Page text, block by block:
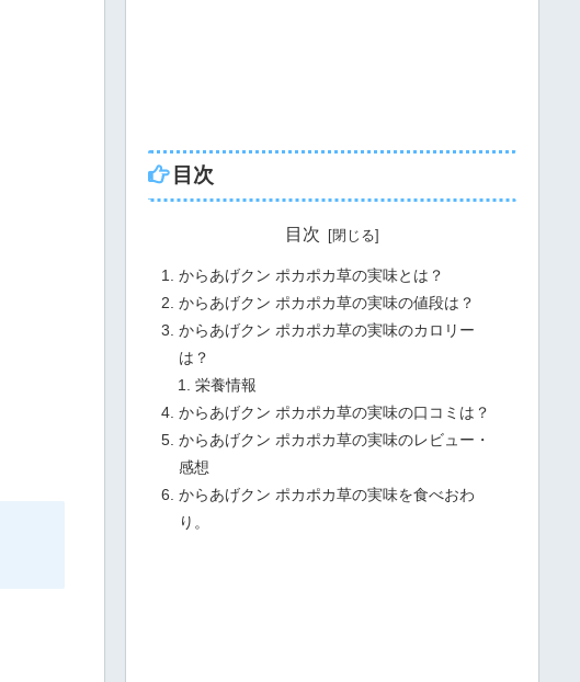
目次
目次
からあげクン ポカポカ草の実味とは？
からあげクン ポカポカ草の実味の値段は？
からあげクン ポカポカ草の実味のカロリー
は？
栄養情報
からあげクン ポカポカ草の実味の口コミは？
からあげクン ポカポカ草の実味のレビュー・
感想
からあげクン ポカポカ草の実味を食べおわ
り。